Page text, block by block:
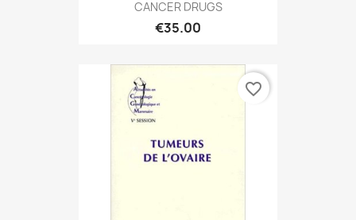
CANCER DRUGS
€35.00
favorite_border